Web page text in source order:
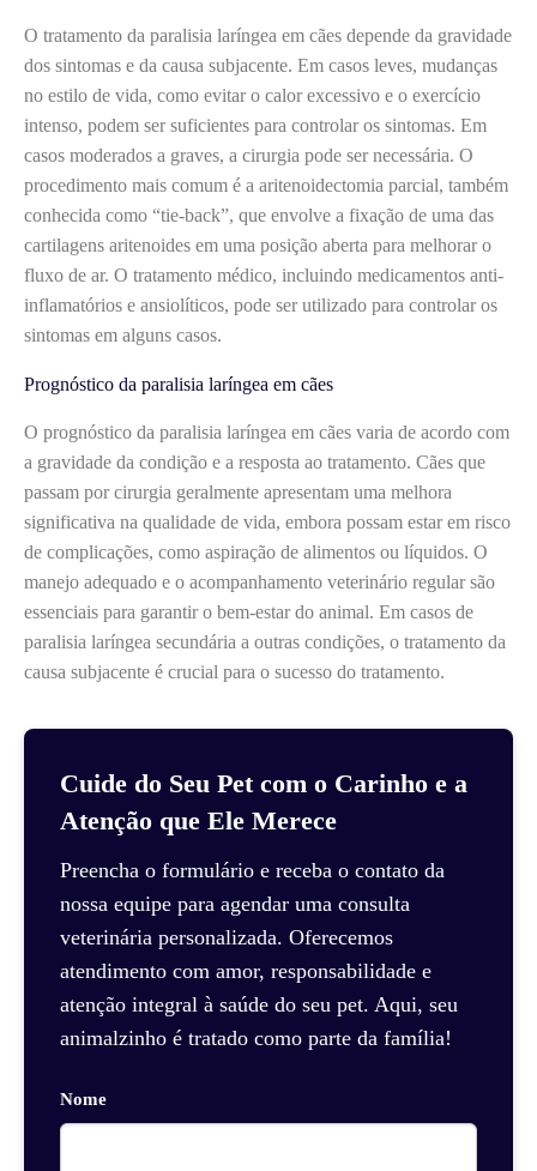
O tratamento da paralisia laríngea em cães depende da gravidade
dos sintomas e da causa subjacente. Em casos leves, mudanças
no estilo de vida, como evitar o calor excessivo e o exercício
intenso, podem ser suficientes para controlar os sintomas. Em
casos moderados a graves, a cirurgia pode ser necessária. O
procedimento mais comum é a aritenoidectomia parcial, também
conhecida como “tie-back”, que envolve a fixação de uma das
cartilagens aritenoides em uma posição aberta para melhorar o
fluxo de ar. O tratamento médico, incluindo medicamentos anti-
inflamatórios e ansiolíticos, pode ser utilizado para controlar os
sintomas em alguns casos.
Prognóstico da paralisia laríngea em cães
O prognóstico da paralisia laríngea em cães varia de acordo com
a gravidade da condição e a resposta ao tratamento. Cães que
passam por cirurgia geralmente apresentam uma melhora
significativa na qualidade de vida, embora possam estar em risco
de complicações, como aspiração de alimentos ou líquidos. O
manejo adequado e o acompanhamento veterinário regular são
essenciais para garantir o bem-estar do animal. Em casos de
paralisia laríngea secundária a outras condições, o tratamento da
causa subjacente é crucial para o sucesso do tratamento.
Cuide do Seu Pet com o Carinho e a
Atenção que Ele Merece
Preencha o formulário e receba o contato da
nossa equipe para agendar uma consulta
veterinária personalizada. Oferecemos
atendimento com amor, responsabilidade e
atenção integral à saúde do seu pet. Aqui, seu
animalzinho é tratado como parte da família!
Nome